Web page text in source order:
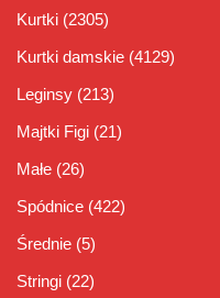
Kurtki (2305)
Kurtki damskie (4129)
Leginsy (213)
Majtki Figi (21)
Małe (26)
Spódnice (422)
Średnie (5)
Stringi (22)